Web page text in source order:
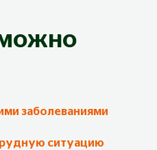
заболеваниями
ситуацию